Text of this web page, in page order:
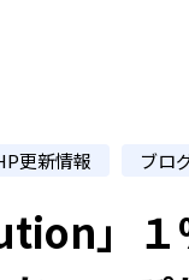
更新情報 ブロ
」